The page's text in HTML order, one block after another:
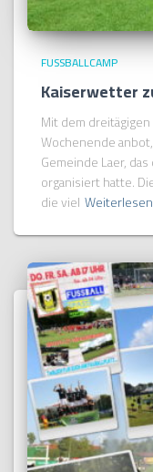
FUSSBALLCAMP
Kaiserwetter
Mit dem dreitägigen
Wochenende
Gemeinde Laer,
organisiert hatte.
die viel Weiterlesen